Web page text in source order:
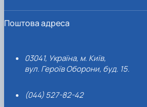
Поштова адреса
03041, Україна, м. Київ,
вул. Героїв Оборони, буд. 15.
(044) 527-82-42